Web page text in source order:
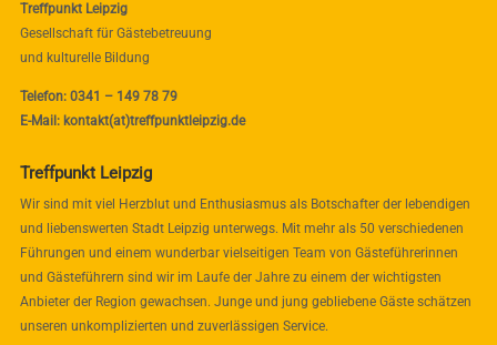
Treffpunkt Leipzig
Gesellschaft für Gästebetreuung
und kulturelle Bildung
Telefon: 0341 – 149 78 79
E-Mail: kontakt(at)treffpunktleipzig.de
Treffpunkt Leipzig
Wir sind mit viel Herzblut und Enthusiasmus als Botschafter der lebendigen
und liebenswerten Stadt Leipzig unterwegs. Mit mehr als 50 verschiedenen
Führungen und einem wunderbar vielseitigen Team von Gästeführerinnen
und Gästeführern sind wir im Laufe der Jahre zu einem der wichtigsten
Anbieter der Region gewachsen. Junge und jung gebliebene Gäste schätzen
unseren unkomplizierten und zuverlässigen Service.